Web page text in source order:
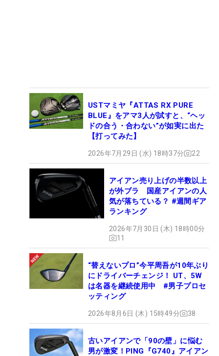
USTマミヤ『ATTAS RX PURE
BLUE』をアマ3人が試すと、“ヘッ
ドの合う・合わない”が如実に出た
【打ってみた】
2026年7月29日 (水) 18時37分 22
アイアン売り上げの半数以上
が外ブラ 国産アイアンの人
気が落ちている？ #週間ギア
ランキング
2026年7月30日 (木) 18時00分
11
“替えないプロ”今平周吾が10年ぶり
にドライバーチェンジ！ UT、5W
は名器を継続使用中 #男子プロセ
ッティング
2026年8月6日 (木) 15時49分 38
古いアイアンで「90の壁」に悩む
男が激変！PING『G740』アイアン